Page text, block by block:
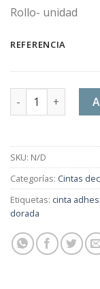
Rollo- unidad
REFERENCIA
Cinta Decorativa
SKU: N/D
Categorías: Cintas
Etiquetas: cinta
dorada